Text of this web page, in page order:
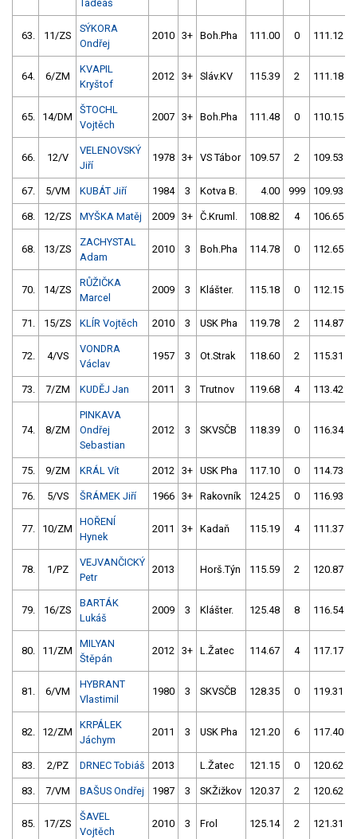
Tadeáš
63. 11/ZS
SÝKORA
Ondřej
2010 3+ Boh.Pha 111.00 0 111.12
64. 6/ZM
KVAPIL
Kryštof
2012 3+ Sláv.KV 115.39 2 111.18
65. 14/DM
ŠTOCHL
Vojtěch
2007 3+ Boh.Pha 111.48 0 110.15
66. 12/V
VELENOVSKÝ
Jiří
1978 3+ VS Tábor 109.57 2 109.53
67. 5/VM KUBÁT Jiří 1984 3 Kotva B. 4.00 999 109.93
68. 12/ZS MYŠKA Matěj 2009 3+ Č.Kruml. 108.82 4 106.65
68. 13/ZS
ZACHYSTAL
Adam
2010 3 Boh.Pha 114.78 0 112.65
70. 14/ZS
RŮŽIČKA
Marcel
2009 3 Klášter. 115.18 0 112.15
71. 15/ZS KLÍR Vojtěch 2010 3 USK Pha 119.78 2 114.87
72. 4/VS
VONDRA
Václav
1957 3 Ot.Strak 118.60 2 115.31
73. 7/ZM KUDĚJ Jan 2011 3 Trutnov 119.68 4 113.42
74. 8/ZM
PINKAVA
Ondřej
Sebastian
2012 3 SKVSČB 118.39 0 116.34
75. 9/ZM KRÁL Vít 2012 3+ USK Pha 117.10 0 114.73
76. 5/VS ŠRÁMEK Jiří 1966 3+ Rakovník 124.25 0 116.93
77. 10/ZM
HOŘENÍ
Hynek
2011 3+ Kadaň 115.19 4 111.37
78. 1/PZ
VEJVANČICKÝ
Petr
2013 Horš.Týn 115.59 2 120.87
79. 16/ZS
BARTÁK
Lukáš
2009 3 Klášter. 125.48 8 116.54
80. 11/ZM
MILYAN
Štěpán
2012 3+ L.Žatec 114.67 4 117.17
81. 6/VM
HYBRANT
Vlastimil
1980 3 SKVSČB 128.35 0 119.31
82. 12/ZM
KRPÁLEK
Jáchym
2011 3 USK Pha 121.20 6 117.40
83. 2/PZ DRNEC Tobiáš 2013 L.Žatec 121.15 0 120.62
83. 7/VM BAŠUS Ondřej 1987 3 SKŽižkov 120.37 2 120.62
85. 17/ZS
ŠAVEL
Vojtěch
2010 3 Frol 125.14 2 121.31